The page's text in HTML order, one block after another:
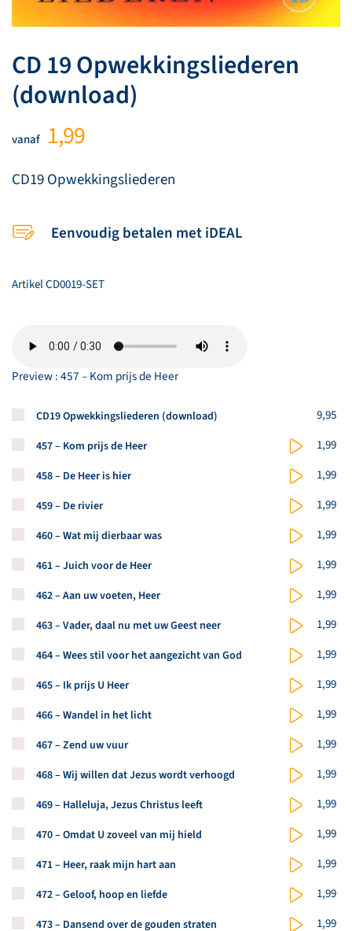
CD 19 Opwekkingsliederen
(download)
vanaf 1,99
CD19 Opwekkingsliederen
Eenvoudig betalen met iDEAL
ArtikelCD0019-SET
Preview : 457 – Kom prijs de Heer
Koop een stuk van dit artikel
CD19 Opwekkingsliederen (download)
9,95
Koop een stuk van dit artikel
457 – Kom prijs de Heer
1,99
Koop een stuk van dit artikel
458 – De Heer is hier
1,99
Koop een stuk van dit artikel
459 – De rivier
1,99
Koop een stuk van dit artikel
460 – Wat mij dierbaar was
1,99
Koop een stuk van dit artikel
461 – Juich voor de Heer
1,99
Koop een stuk van dit artikel
462 – Aan uw voeten, Heer
1,99
Koop een stuk van dit artikel
463 – Vader, daal nu met uw Geest neer
1,99
Koop een stuk van dit artikel
464 – Wees stil voor het aangezicht van God
1,99
Koop een stuk van dit artikel
465 – Ik prijs U Heer
1,99
Koop een stuk van dit artikel
466 – Wandel in het licht
1,99
Koop een stuk van dit artikel
467 – Zend uw vuur
1,99
Koop een stuk van dit artikel
468 – Wij willen dat Jezus wordt verhoogd
1,99
Koop een stuk van dit artikel
469 – Halleluja, Jezus Christus leeft
1,99
Koop een stuk van dit artikel
470 – Omdat U zoveel van mij hield
1,99
Koop een stuk van dit artikel
471 – Heer, raak mijn hart aan
1,99
Koop een stuk van dit artikel
472 – Geloof, hoop en liefde
1,99
Koop een stuk van dit artikel
473 – Dansend over de gouden straten 1,99